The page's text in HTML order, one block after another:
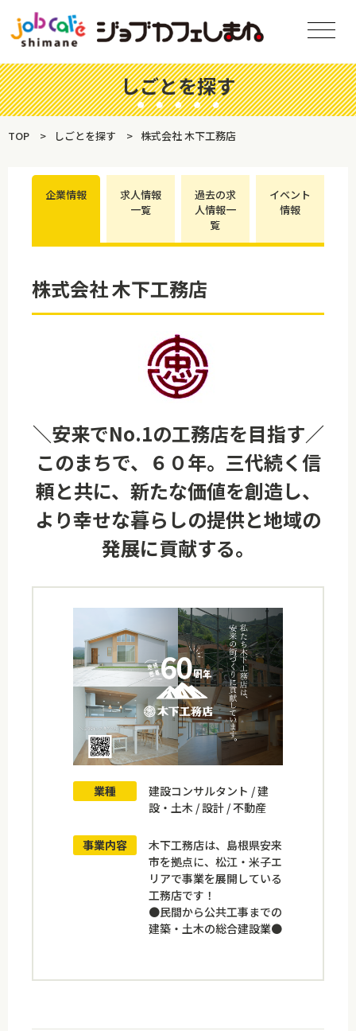
しごとを探す
TOP しごとを探す 株式会社 木下工務店
企業情報
求人情報
一覧
過去の求
人情報一
覧
イベント
情報
株式会社 木下工務店
＼安来でNo.1の工務店を目指す／
このまちで、６０年。三代続く信
頼と共に、新たな価値を創造し、
より幸せな暮らしの提供と地域の
発展に貢献する。
業種
建設コンサルタント / 建
設・土木 / 設計 / 不動産
事業内容
木下工務店は、島根県安来
市を拠点に、松江・米子エ
リアで事業を展開している
工務店です！
●民間から公共工事までの
建築・土木の総合建設業●